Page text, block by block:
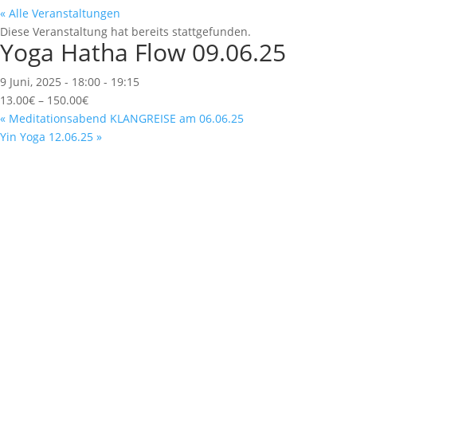
« Alle Veranstaltungen
Diese Veranstaltung hat bereits stattgefunden.
Yoga Hatha Flow 09.06.25
9 Juni, 2025 - 18:00 - 19:15
13.00€ – 150.00€
« Meditationsabend KLANGREISE am 06.06.25
Yin Yoga 12.06.25 »